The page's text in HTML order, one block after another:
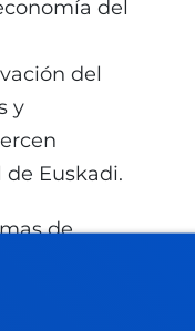
del
del
y
Euskadi.
de